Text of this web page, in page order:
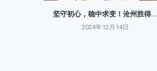
坚守初心，稳中求变！沧州胜得...
2024年12月14日